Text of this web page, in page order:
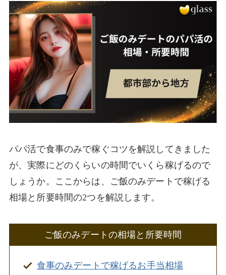
パパ活で食事のみで稼ぐコツを解説してきました
が、実際にどのくらいの時間でいくら稼げるので
しょうか。ここからは、ご飯のみデートで稼げる
相場と所要時間の2つを解説します。
ご飯のみデートの相場と所要時間
食事のみデートで稼げるお手当相場